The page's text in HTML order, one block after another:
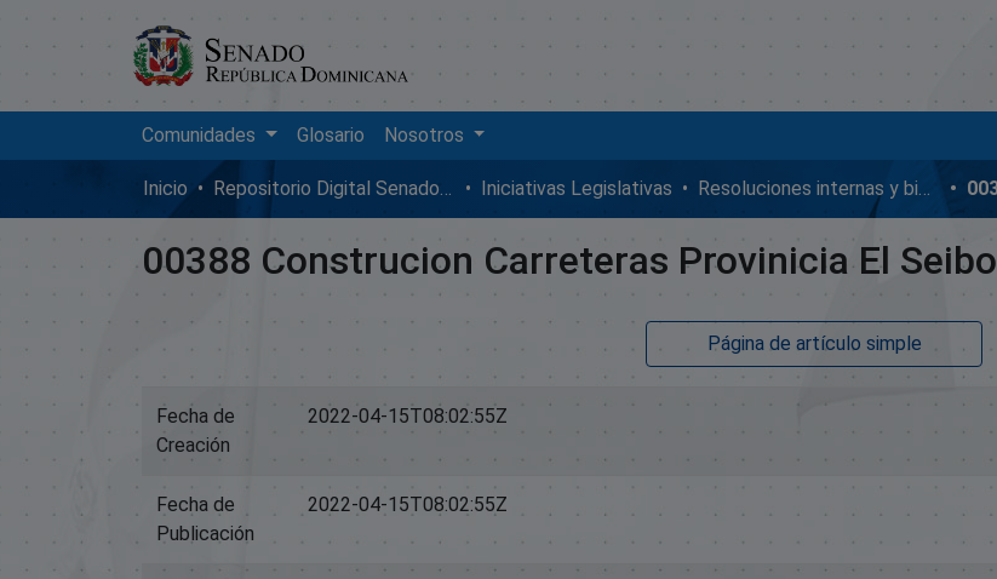
Comunidades Glosario Nosotros
Inicio Repositorio Digital SenadoRD Iniciativas Legislativas Resoluciones internas y bicamerales
00388 Construcion Carreteras Provinicia El Seibo
Página de artículo simple
Fecha de
Creación
2022-04-15T08:02:55Z
Fecha de
Publicación
2022-04-15T08:02:55Z